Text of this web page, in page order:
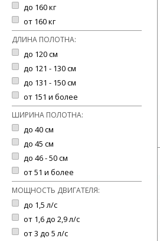
до 160 кг
от 160 кг
ДЛИНА ПОЛОТНА:
до 120 см
до 121 - 130 см
до 131 - 150 см
от 151 и более
ШИРИНА ПОЛОТНА:
до 40 см
до 45 см
до 46 - 50 см
от 51 и более
МОЩНОСТЬ ДВИГАТЕЛЯ:
до 1,5 л/с
от 1,6 до 2,9 л/с
от 3 до 5 л/с